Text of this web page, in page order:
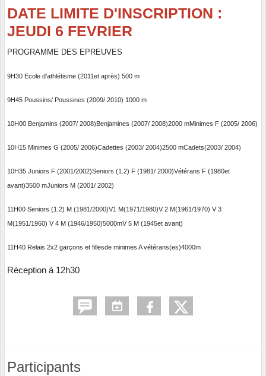
DATE LIMITE D'INSCRIPTION :
JEUDI 6 FEVRIER
PROGRAMME DES EPREUVES
9H30 Ecole d’athlétisme (2011et après) 500 m
9H45 Poussins/ Poussines (2009/ 2010) 1000 m
10H00 Benjamins (2007/ 2008)Benjamines (2007/ 2008)2000 mMinimes F (2005/ 2006)
10H15 Minimes G (2005/ 2006)Cadettes (2003/ 2004)2500 mCadets(2003/ 2004)
10H35 Juniors F (2001/2002)Seniors (1 .2) F (1981/ 2000)Vétérans F (1980et
avant)3500 mJuniors M (2001/ 2002)
11H00 Seniors (1 .2) M (1981/2000)V1 M(1971/1980)V 2 M(1961/1970) V 3
M(1951/1960) V 4 M (1946/1950)5000mV 5 M (1945et avant)
11 H40 Relais 2x2 garçons et fillesde minimes A vétérans(es)4000m
Réception à 12h30
Participants